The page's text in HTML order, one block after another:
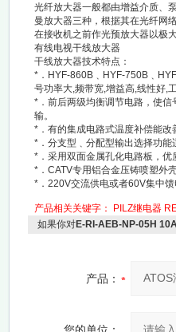
光纤放大器一般都由增益介质、
曼放大器三种，根据其在光纤网
在接收机之前作光预放大器以极
有线电视干线放大器
干线放大器技术特点：
*．HYF-860B﹑HYF-
号功率大,频带宽,增益高,线性好,
*．前后两级均衡调节电路，使信
输。
*．有的集成电路式温度补偿能
*．分支型﹑分配型输出选择功
*．采用双面金属孔化电路板，
*．CATV专用铝合金压铸喷塑外
*．220V交流供电或者60V集中
产品相关关键字： PILZ继电器
如果你对E-RI-AEB-NP-05H
产品：